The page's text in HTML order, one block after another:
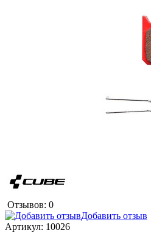
Отзывов: 0
Добавить отзыв
Артикул: 10026